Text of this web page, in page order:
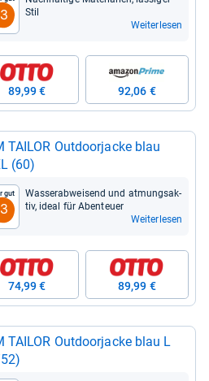
Stil
Weiterlesen
89,99 € 92,06 €
TAI­LOR Out­door­ja­cke blau
(60)
gut
Was­ser­ab­wei­send und atmungs­ak­
tiv, ideal für Aben­teuer
Weiterlesen
74,99 € 89,99 €
TAI­LOR Out­door­ja­cke blau L